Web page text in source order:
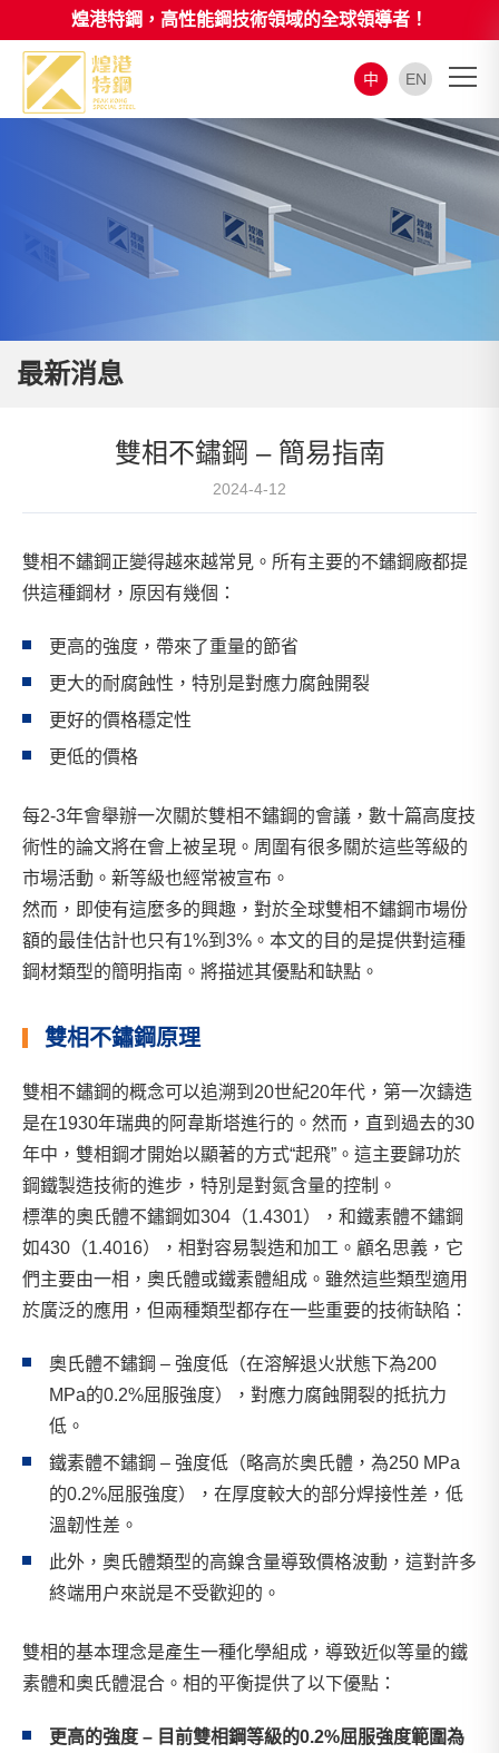
煌港特鋼，高性能鋼技術領域的全球領導者！
中 EN
最新消息
雙相不鏽鋼 – 簡易指南
2024-4-12
雙相不鏽鋼正變得越來越常見。所有主要的不鏽鋼廠都提
供這種鋼材，原因有幾個：
更高的強度，帶來了重量的節省
更大的耐腐蝕性，特別是對應力腐蝕開裂
更好的價格穩定性
更低的價格
每2-3年會舉辦一次關於雙相不鏽鋼的會議，數十篇高度技
術性的論文將在會上被呈現。周圍有很多關於這些等級的
市場活動。新等級也經常被宣布。
然而，即使有這麼多的興趣，對於全球雙相不鏽鋼市場份
額的最佳估計也只有1%到3%。本文的目的是提供對這種
鋼材類型的簡明指南。將描述其優點和缺點。
雙相不鏽鋼原理
雙相不鏽鋼的概念可以追溯到20世紀20年代，第一次鑄造
是在1930年瑞典的阿韋斯塔進行的。然而，直到過去的30
年中，雙相鋼才開始以顯著的方式“起飛”。這主要歸功於
鋼鐵製造技術的進步，特別是對氮含量的控制。
標準的奧氏體不鏽鋼如304（1.4301），和鐵素體不鏽鋼
如430（1.4016），相對容易製造和加工。顧名思義，它
們主要由一相，奧氏體或鐵素體組成。雖然這些類型適用
於廣泛的應用，但兩種類型都存在一些重要的技術缺陷：
奧氏體不鏽鋼 – 強度低（在溶解退火狀態下為200
MPa的0.2%屈服強度），對應力腐蝕開裂的抵抗力
低。
鐵素體不鏽鋼 – 強度低（略高於奧氏體，為250 MPa
的0.2%屈服強度），在厚度較大的部分焊接性差，低
溫韌性差。
此外，奧氏體類型的高鎳含量導致價格波動，這對許多
終端用户來説是不受歡迎的。
雙相的基本理念是產生一種化學組成，導致近似等量的鐵
素體和奧氏體混合。相的平衡提供了以下優點：
更高的強度 – 目前雙相鋼等級的0.2%屈服強度範圍為